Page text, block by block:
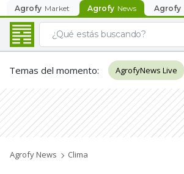
Agrofy Market Agrofy News Agrofy
Temas del momento: AgrofyNews Live
Agrofy News Clima